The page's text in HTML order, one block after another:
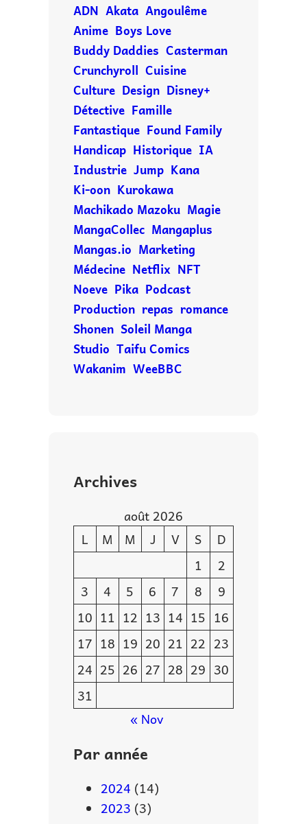
ADN Akata Angoulême
Anime Boys Love
Buddy Daddies Casterman
Crunchyroll Cuisine
Culture Design Disney+
Détective Famille
Fantastique Found Family
Handicap Historique IA
Industrie Jump Kana
Ki-oon Kurokawa
Machikado Mazoku Magie
MangaCollec Mangaplus
Mangas.io Marketing
Médecine Netflix NFT
Noeve Pika Podcast
Production repas romance
Shonen Soleil Manga
Studio Taifu Comics
Wakanim WeeBBC
Archives
août 2026
L
M M J V S
D
1
2
3
4 5 6 7 8
9
10 11 12 13 14 15 16
17 18 19 20 21 22 23
24 25 26 27 28 29 30
31
« Nov
Par année
2024 (14)
2023 (3)